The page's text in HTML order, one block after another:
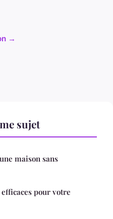
→
sujet
maison sans
pour votre